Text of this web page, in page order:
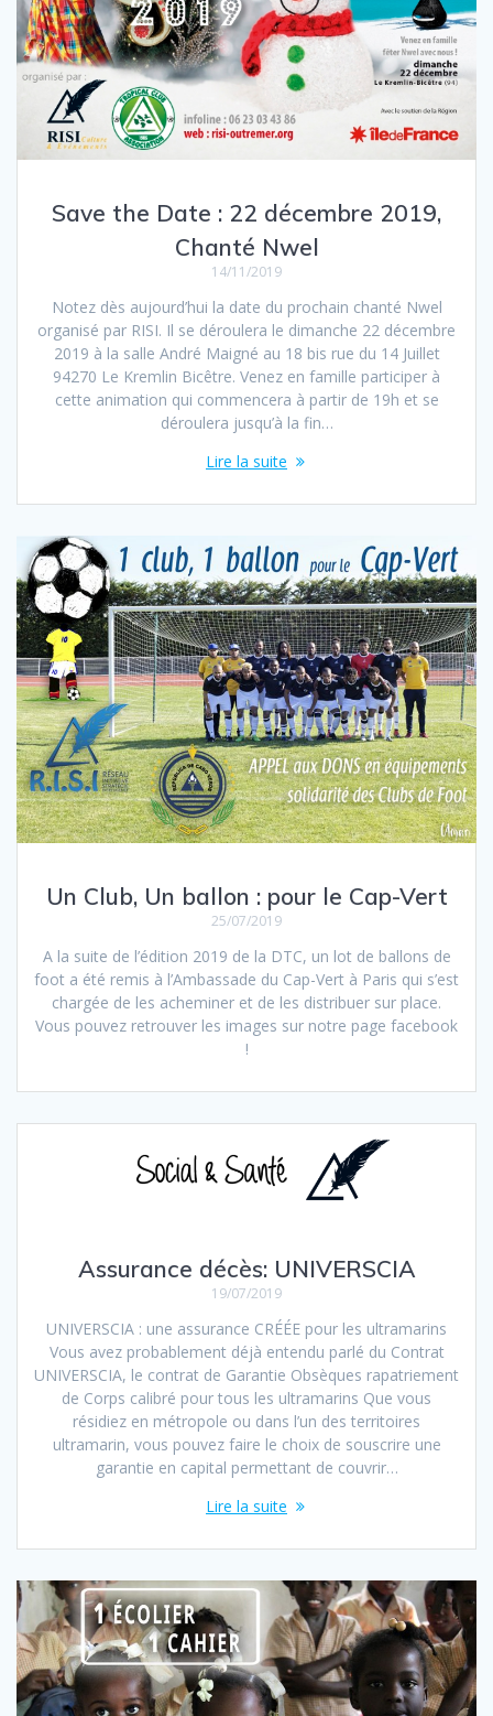
Save the Date : 22 décembre 2019,
Chanté Nwel
14/11/2019
Notez dès aujourd’hui la date du prochain chanté Nwel
organisé par RISI. Il se déroulera le dimanche 22 décembre
2019 à la salle André Maigné au 18 bis rue du 14 Juillet
94270 Le Kremlin Bicêtre. Venez en famille participer à
cette animation qui commencera à partir de 19h et se
déroulera jusqu’à la fin…
Lire la suite
Un Club, Un ballon : pour le Cap-Vert
25/07/2019
A la suite de l’édition 2019 de la DTC, un lot de ballons de
foot a été remis à l’Ambassade du Cap-Vert à Paris qui s’est
chargée de les acheminer et de les distribuer sur place.
Vous pouvez retrouver les images sur notre page facebook
!
Assurance décès: UNIVERSCIA
19/07/2019
UNIVERSCIA : une assurance CRÉÉE pour les ultramarins
Vous avez probablement déjà entendu parlé du Contrat
UNIVERSCIA, le contrat de Garantie Obsèques rapatriement
de Corps calibré pour tous les ultramarins Que vous
résidiez en métropole ou dans l’un des territoires
ultramarin, vous pouvez faire le choix de souscrire une
garantie en capital permettant de couvrir…
Lire la suite